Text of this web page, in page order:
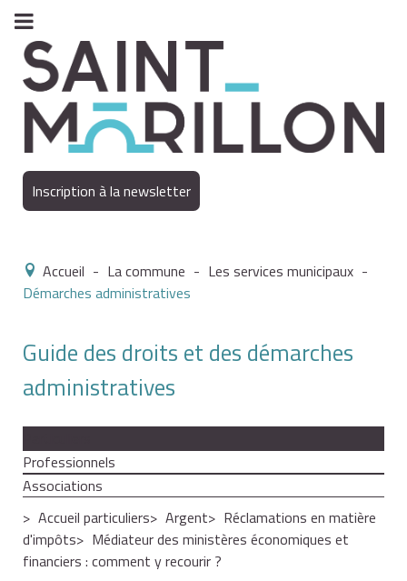
Inscription à la newsletter
Accueil - La commune - Les services municipaux -
Démarches administratives
Guide des droits et des démarches
administratives
Professionnels
Associations
Accueil particuliers
Argent
Réclamations en matière
d'impôts
Médiateur des ministères économiques et
financiers : comment y recourir ?